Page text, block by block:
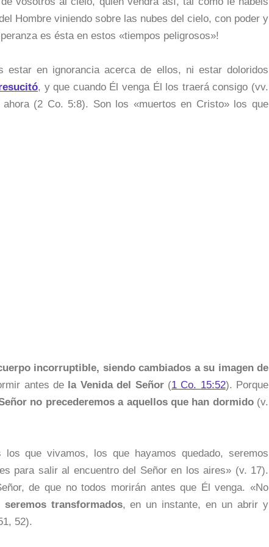
Hombre viniendo sobre las nubes del cielo, con poder y
es ésta en estos «tiempos peligrosos»!
estar en ignorancia acerca de ellos, ni estar doloridos
, y que cuando Él venga Él los traerá consigo (vv.
(2 Co. 5:8). Son los «muertos en Cristo» los que
incorruptible, siendo cambiados a su imagen de
antes de la Venida del Señor(1 Co. 15:52). Porque
no precederemos a aquellos que han dormido(v.
los que vivamos, los que hayamos quedado, seremos
para salir al encuentro del Señor en los aires» (v. 17).
de que no todos morirán antes que Él venga. «No
transformados, en un instante, en un abrir y
52).